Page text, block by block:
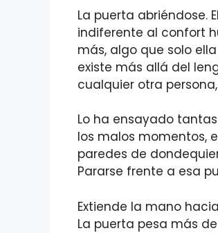
La puerta abriéndose.
indiferente al confort
más, algo que solo
existe más allá del
cualquier otra
Lo ha ensayado
los malos momentos,
paredes de
Pararse frente a esa
Extiende la mano
La puerta pesa más